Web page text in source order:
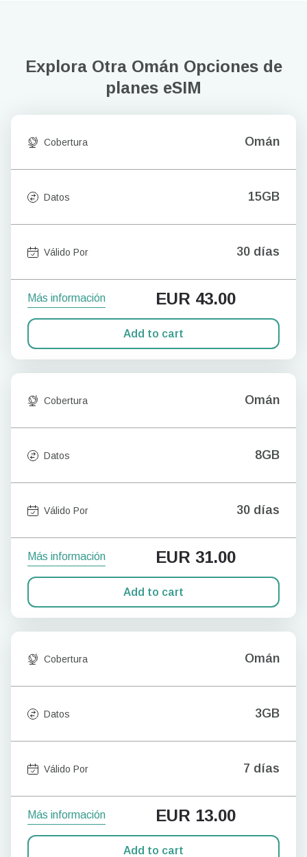
Explora Otra Omán Opciones de
planes eSIM
Cobertura Omán
Datos 15GB
Válido Por 30 días
Más información EUR 43.00
Add to cart
Cobertura Omán
Datos 8GB
Válido Por 30 días
Más información EUR 31.00
Add to cart
Cobertura Omán
Datos 3GB
Válido Por 7 días
Más información EUR 13.00
Add to cart